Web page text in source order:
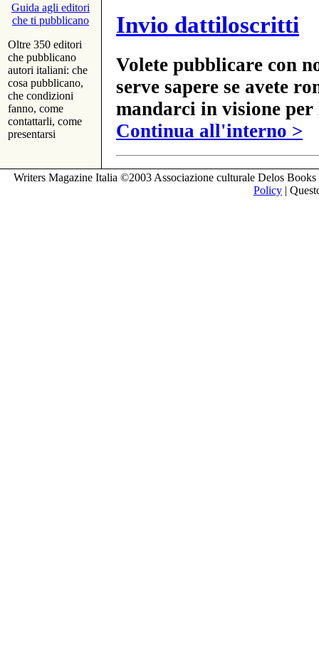
Guida agli editori
che ti pubblicano
Oltre 350 editori
che pubblicano
autori italiani: che
cosa pubblicano,
che condizioni
fanno, come
contattarli, come
presentarsi
Invio dattiloscritti
Volete pubblicare con
serve sapere se avete
mandarci in visione
Continua all'interno >
Writers Magazine Italia ©2003 Associazione culturale Delos
Policy |